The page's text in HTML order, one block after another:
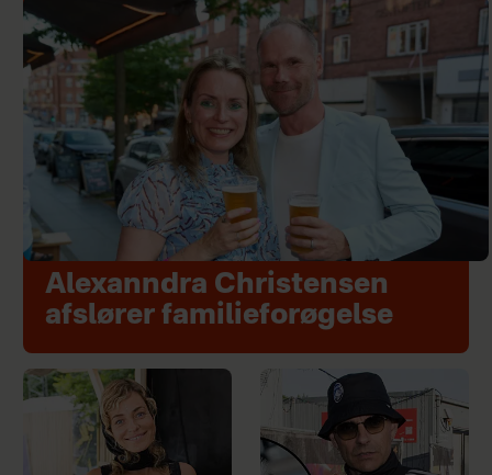
Alexanndra Christensen
afslører familieforøgelse